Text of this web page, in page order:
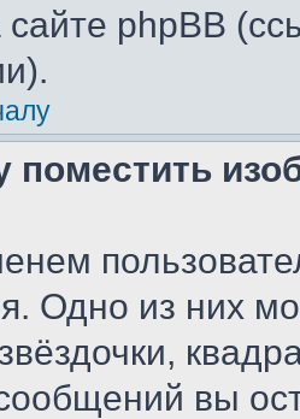
сайте phpBB
поместить
Одно из них
вы